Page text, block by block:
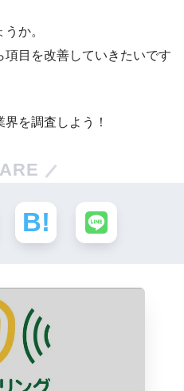
か。
目を改善していきたいです
を調査しよう！